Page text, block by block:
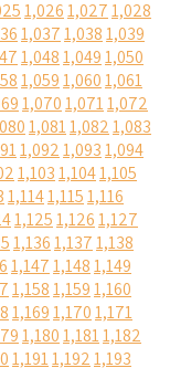
1,0261,0271,028
1,0371,0381,039
1,0481,0491,050
1,0591,0601,061
1,0701,0711,072
1,0811,0821,083
1,0921,0931,094
1,1031,1041,105
1,1141,1151,116
1,1251,1261,127
1,1361,1371,138
1,1471,1481,149
1,1581,1591,160
1,1691,1701,171
1,1801,1811,182
1,1911,1921,193